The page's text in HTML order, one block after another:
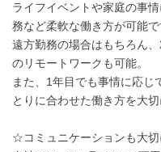
ライフイベントや家庭の事
務など柔軟な働き方が可能で
遠方勤務の場合はもちろん
のリモートワークも可能。
また、1年目でも事情に応じ
とりに合わせた働き方を大切
☆コミュニケーションも大切